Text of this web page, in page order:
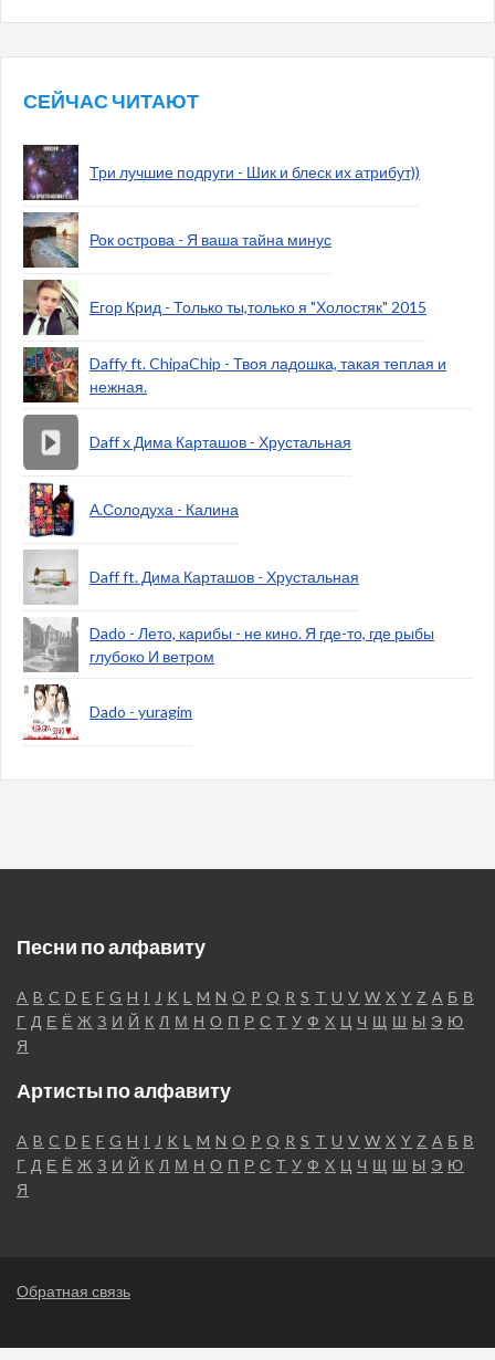
СЕЙЧАС ЧИТАЮТ
Три лучшие подруги - Шик и блеск их атрибут))
Рок острова - Я ваша тайна минус
Егор Крид - Только ты,только я "Холостяк" 2015
Daffy ft. ChipaChip - Твоя ладошка, такая теплая и
нежная.
Daff x Дима Карташов - Хрустальная
А.Солодуха - Калина
Daff ft. Дима Карташов - Хрустальная
Dado - Лето, карибы - не кино. Я где-то, где рыбы
глубоко И ветром
Dado - yuragim
Песни по алфавиту
A B C D E F G H I J K L M N O P Q R S T U V W X Y Z А Б В
Г Д Е Ё Ж З И Й К Л М Н О П Р С Т У Ф Х Ц Ч Щ Ш Ы Э Ю
Я
Артисты по алфавиту
A B C D E F G H I J K L M N O P Q R S T U V W X Y Z А Б В
Г Д Е Ё Ж З И Й К Л М Н О П Р С Т У Ф Х Ц Ч Щ Ш Ы Э Ю
Я
Обратная связь